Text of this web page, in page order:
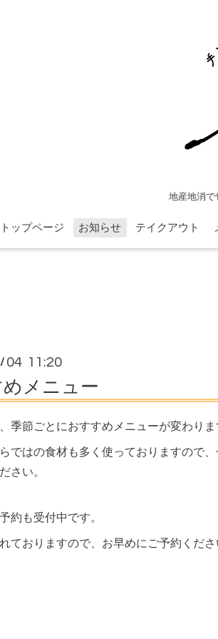
地産地消で
トップページ お知らせ テイクアウト
/ 04 11:20
メニュー
季節ごとにおすすめメニューが変わりま
ではの食材も多く使っておりますので
さい。
約も受付中です。
ておりますので、お早めにご予約くださ